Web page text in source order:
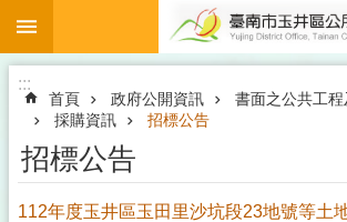
跳到主要內容區塊
:::
首頁 政府公開資訊
書面之公共工
採購資訊
招標公告
招標公告
112年度玉井區玉田里沙坑段23地號等土